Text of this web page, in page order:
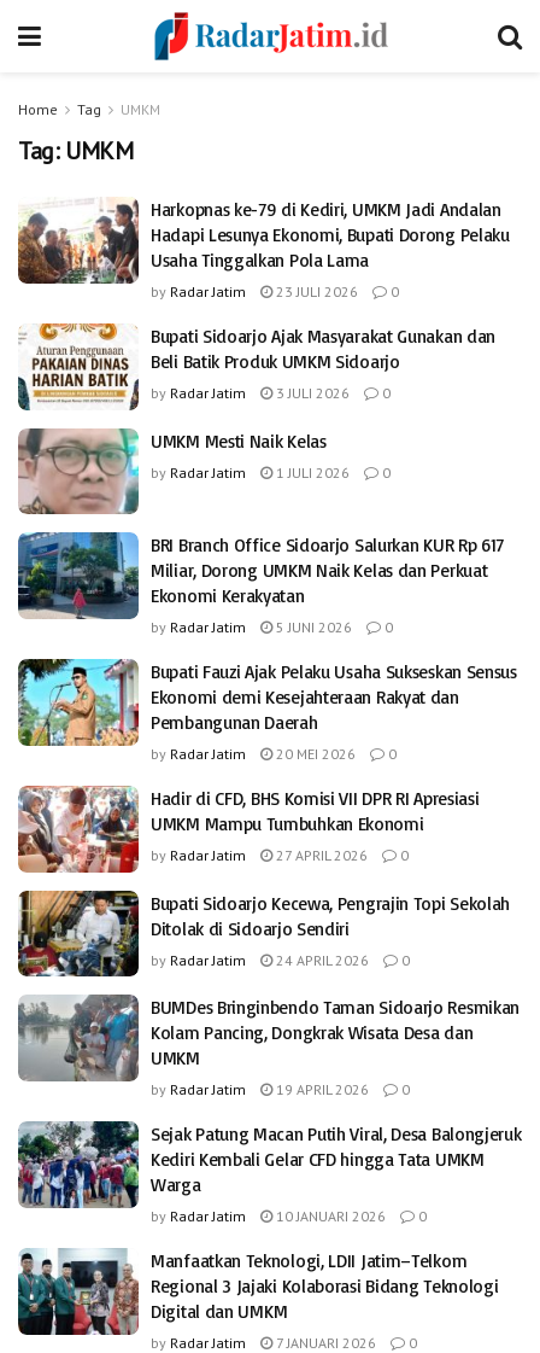
Home Tag UMKM
Tag: UMKM
Harkopnas ke-79 di Kediri, UMKM Jadi Andalan
Hadapi Lesunya Ekonomi, Bupati Dorong Pelaku
Usaha Tinggalkan Pola Lama
by Radar Jatim 23 JULI 2026 0
Bupati Sidoarjo Ajak Masyarakat Gunakan dan
Beli Batik Produk UMKM Sidoarjo
by Radar Jatim 3 JULI 2026 0
UMKM Mesti Naik Kelas
by Radar Jatim 1 JULI 2026 0
BRI Branch Office Sidoarjo Salurkan KUR Rp 617
Miliar, Dorong UMKM Naik Kelas dan Perkuat
Ekonomi Kerakyatan
by Radar Jatim 5 JUNI 2026 0
Bupati Fauzi Ajak Pelaku Usaha Sukseskan Sensus
Ekonomi demi Kesejahteraan Rakyat dan
Pembangunan Daerah
by Radar Jatim 20 MEI 2026 0
Hadir di CFD, BHS Komisi VII DPR RI Apresiasi
UMKM Mampu Tumbuhkan Ekonomi
by Radar Jatim 27 APRIL 2026 0
Bupati Sidoarjo Kecewa, Pengrajin Topi Sekolah
Ditolak di Sidoarjo Sendiri
by Radar Jatim 24 APRIL 2026 0
BUMDes Bringinbendo Taman Sidoarjo Resmikan
Kolam Pancing, Dongkrak Wisata Desa dan
UMKM
by Radar Jatim 19 APRIL 2026 0
Sejak Patung Macan Putih Viral, Desa Balongjeruk
Kediri Kembali Gelar CFD hingga Tata UMKM
Warga
by Radar Jatim 10 JANUARI 2026 0
Manfaatkan Teknologi, LDII Jatim–Telkom
Regional 3 Jajaki Kolaborasi Bidang Teknologi
Digital dan UMKM
by Radar Jatim 7 JANUARI 2026 0